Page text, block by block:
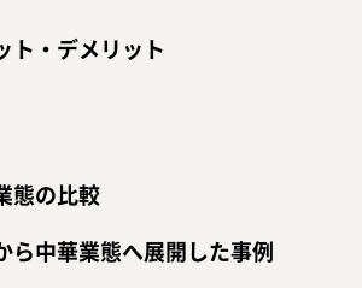
ト・デメリット
態の比較
ら中華業態へ展開した事例